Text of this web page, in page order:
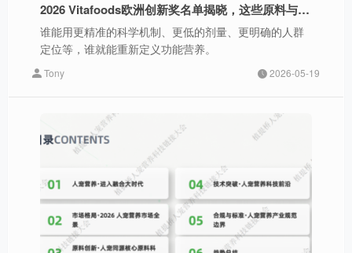
2026 Vitafoods欧洲创新奖名单揭晓，这些原料与趋势值得关注！
谁能用更精准的科学机制、更低的剂量、更明确的人群
定位等，谁就能重新定义功能营养。
Tony 2026-05-19